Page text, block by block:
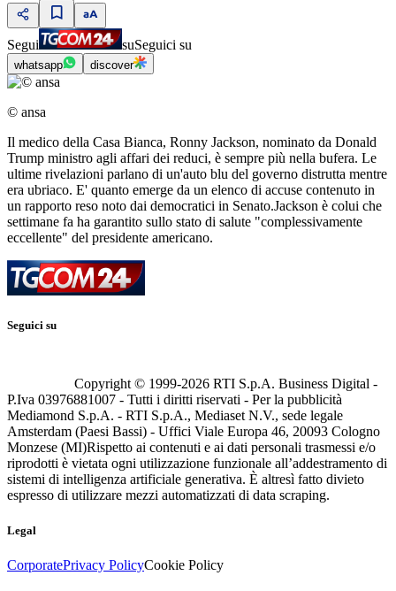
Segui suSeguici su
whatsapp discover
© ansa
Il medico della Casa Bianca, Ronny Jackson, nominato da Donald
Trump ministro agli affari dei reduci, è sempre più nella bufera. Le
ultime rivelazioni parlano di un'auto blu del governo distrutta mentre
era ubriaco. E' quanto emerge da un elenco di accuse contenuto in
un rapporto reso noto dai democratici in Senato.Jackson è colui che
settimane fa ha garantito sullo stato di salute "complessivamente
eccellente" del presidente americano.
Seguici su
Copyright © 1999-2026 RTI S.p.A. Business Digital -
P.Iva 03976881007 - Tutti i diritti riservati - Per la pubblicità
Mediamond S.p.A. - RTI S.p.A., Mediaset N.V., sede legale
Amsterdam (Paesi Bassi) - Uffici Viale Europa 46, 20093 Cologno
Monzese (MI)Rispetto ai contenuti e ai dati personali trasmessi e/o
riprodotti è vietata ogni utilizzazione funzionale all’addestramento di
sistemi di intelligenza artificiale generativa. È altresì fatto divieto
espresso di utilizzare mezzi automatizzati di data scraping.
Legal
CorporatePrivacy PolicyCookie Policy